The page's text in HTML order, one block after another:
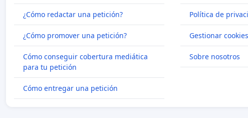
¿Cómo redactar una petición?
¿Cómo promover una petición?
Cómo conseguir cobertura mediática
para tu petición
Cómo entregar una petición
Política de
Gestionar cookies
Sobre nosotros